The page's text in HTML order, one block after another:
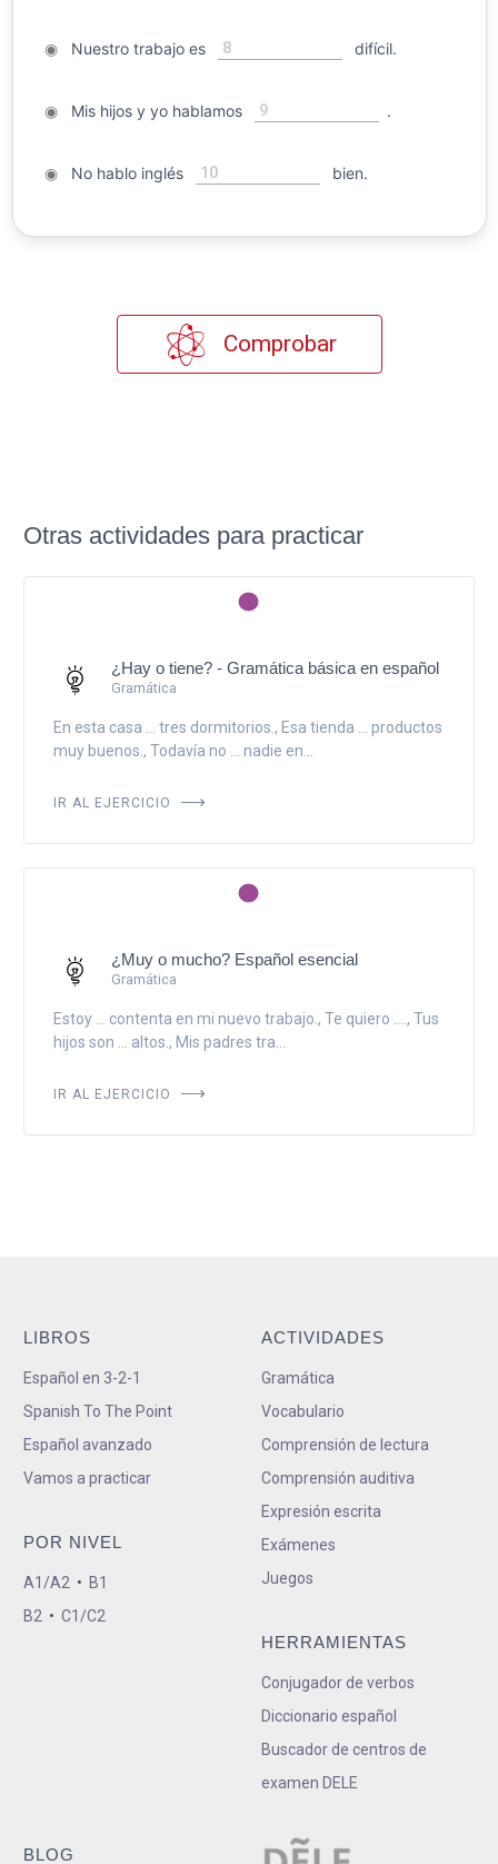
◉Nuestro trabajo es 8 difícil.
◉Mis hijos y yo hablamos 9 .
◉No hablo inglés 10 bien.
Comprobar
Otras actividades para practicar
¿Hay o tiene? - Gramática básica en español
Gramática
En esta casa ... tres dormitorios., Esa tienda ... productos
muy buenos., Todavía no ... nadie en...
IR AL EJERCICIO
¿Muy o mucho? Español esencial
Gramática
Estoy ... contenta en mi nuevo trabajo., Te quiero ...., Tus
hijos son ... altos., Mis padres tra...
IR AL EJERCICIO
LIBROS
Español en 3-2-1
Spanish To The Point
Español avanzado
Vamos a practicar
POR NIVEL
A1/A2 • B1
B2 • C1/C2
ACTIVIDADES
Gramática
Vocabulario
Comprensión de lectura
Comprensión auditiva
Expresión escrita
Exámenes
Juegos
HERRAMIENTAS
Conjugador de verbos
Diccionario español
Buscador de centros de
examen DELE
BLOG